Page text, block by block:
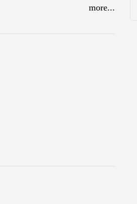
增進對聾人語言和文化的
more...